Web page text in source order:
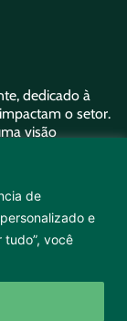
de
e
tudo”, você
dedicado à
o setor.
visão